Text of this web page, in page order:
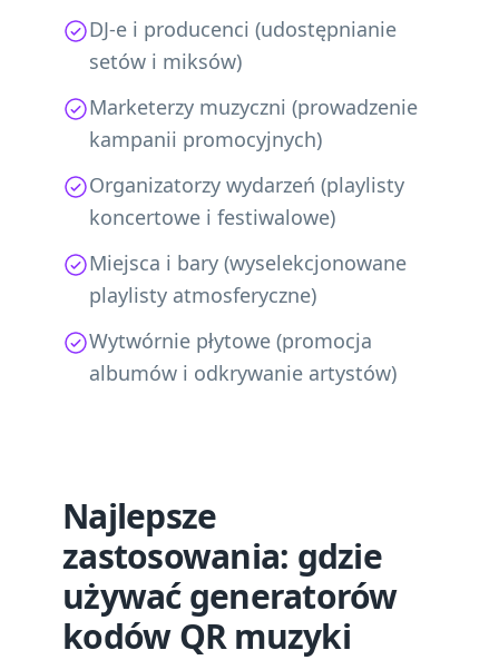
DJ-e i producenci (udostępnianie
setów i miksów)
Marketerzy muzyczni (prowadzenie
kampanii promocyjnych)
Organizatorzy wydarzeń (playlisty
koncertowe i festiwalowe)
Miejsca i bary (wyselekcjonowane
playlisty atmosferyczne)
Wytwórnie płytowe (promocja
albumów i odkrywanie artystów)
Najlepsze
zastosowania: gdzie
używać generatorów
kodów QR muzyki